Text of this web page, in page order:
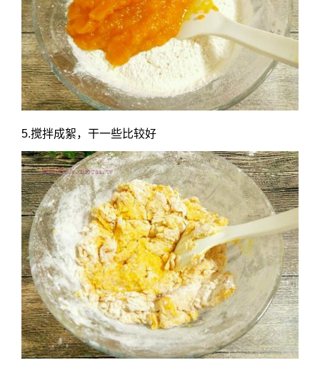
5.搅拌成絮，干一些比较好